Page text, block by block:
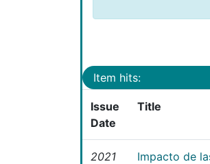
Item hits:
Issue
Date
Title
2021
Impacto de